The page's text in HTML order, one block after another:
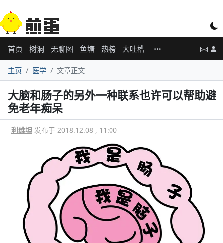
首页 树洞 无聊图 鱼塘 热榜 大吐槽
主页 医学 文章正文
大脑和肠子的另外一种联系也许可以帮助避
免老年痴呆
利维坦 发布于 2018.12.08 , 11:00